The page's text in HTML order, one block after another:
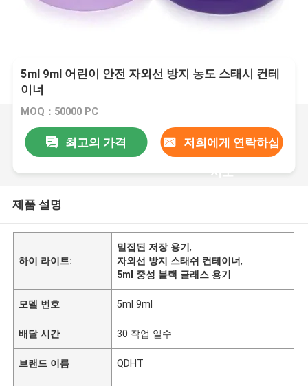
5ml 9ml 어린이 안전 자외선 방지 농도 스태시 컨테
이너
MOQ：50000 PC
최고의 가격 저희에게 연락하십
시오
제품 설명
하이 라이트:
밀집된 저장 용기,
자외선 방지 스태쉬 컨테이너,
5ml 중성 블랙 글래스 용기
모델 번호 5ml 9ml
배달 시간 30 작업 일수
브랜드 이름 QDHT